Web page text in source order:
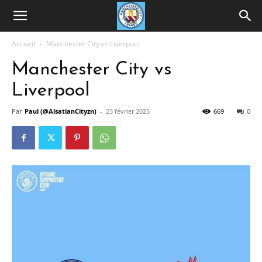
Accueil Manchester City vs Liverpool
Manchester City vs
Liverpool
Par Paul (@AlsatianCityzn) - 23 février 2025 0
669